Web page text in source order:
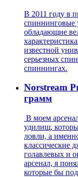
В 2011 году в
спиннинговые
обладающие
известной
серьезных
спиннингах.
Norstream
грамм
В моем
удилищ,
ловли, а
классические
голавлевых и
арсенал, я
которые бы